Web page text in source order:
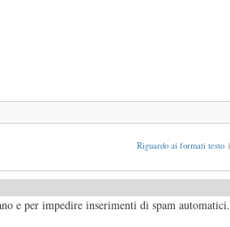
Riguardo ai formati testo
e per impedire inserimenti di spam automatici.